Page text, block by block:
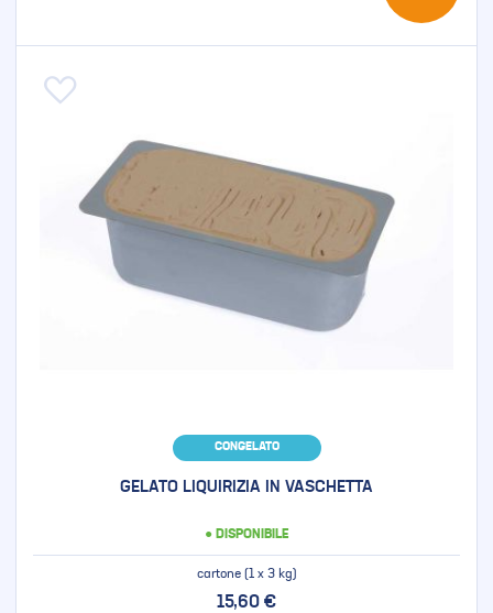
CONGELATO
GELATO LIQUIRIZIA IN VASCHETTA
● DISPONIBILE
cartone (1 x 3 kg)
15,60 €